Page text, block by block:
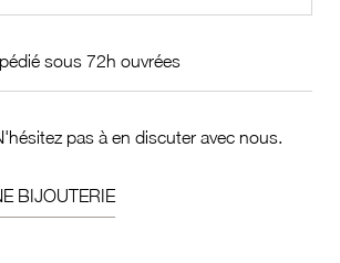
sous 72h ouvrées
pas à en discuter avec nous.
BIJOUTERIE